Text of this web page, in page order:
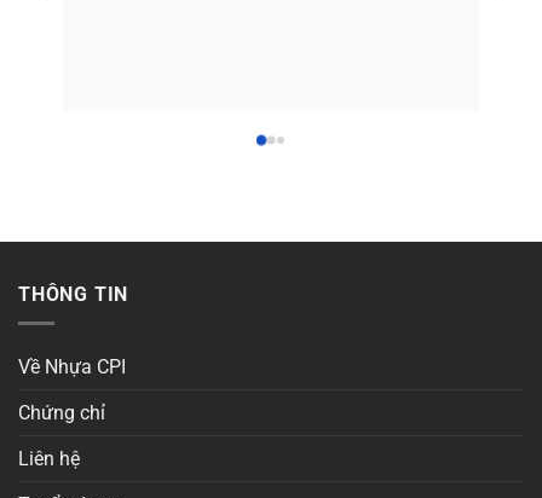
THÔNG TIN
Về Nhựa CPI
Chứng chỉ
Liên hệ